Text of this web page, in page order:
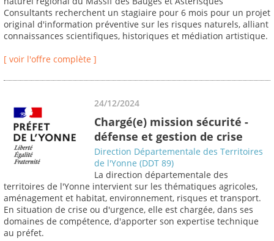
Consultants recherchent un stagiaire pour 6 mois pour un projet
original d'information préventive sur les risques naturels, alliant
connaissances scientifiques, historiques et médiation artistique.
[ voir l'offre complète ]
24/12/2024
Chargé(e) mission sécurité -
défense et gestion de crise
Direction Départementale des Territoires
de l'Yonne (DDT 89)
La direction départementale des
territoires de l'Yonne intervient sur les thématiques agricoles,
aménagement et habitat, environnement, risques et transport.
En situation de crise ou d'urgence, elle est chargée, dans ses
domaines de compétence, d'apporter son expertise technique
au préfet.